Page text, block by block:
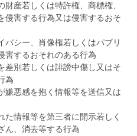
財産若しくは特許権、商標権、
侵害する行為又は侵害するおそ
バシー、肖像権若しくはパブリ
害するおそれのある行為
差別若しくは誹謗中傷し又はそ
為
嫌悪感を抱く情報等を送信又は
た情報等を第三者に開示若しく
ん、消去等する行為